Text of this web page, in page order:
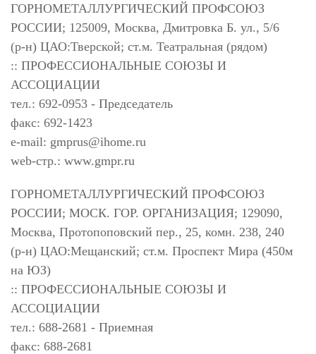
ГОРНОМЕТАЛЛУРГИЧЕСКИЙ ПРОФСОЮЗ
РОССИИ; 125009, Москва, Дмитровка Б. ул., 5/6
(р-н) ЦАО:Тверской; ст.м. Театральная (рядом)
:: ПРОФЕССИОНАЛЬНЫЕ СОЮЗЫ И
АССОЦИАЦИИ
тел.: 692-0953 - Председатель
факс: 692-1423
e-mail: gmprus@ihome.ru
web-стр.: www.gmpr.ru
ГОРНОМЕТАЛЛУРГИЧЕСКИЙ ПРОФСОЮЗ
РОССИИ; МОСК. ГОР. ОРГАНИЗАЦИЯ; 129090,
Москва, Протопоповский пер., 25, комн. 238, 240
(р-н) ЦАО:Мещанский; ст.м. Проспект Мира (450м
на ЮЗ)
:: ПРОФЕССИОНАЛЬНЫЕ СОЮЗЫ И
АССОЦИАЦИИ
тел.: 688-2681 - Приемная
факс: 688-2681